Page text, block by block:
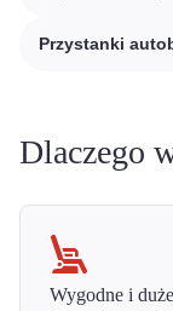
Przystanki
Dlaczego
Wygodne i